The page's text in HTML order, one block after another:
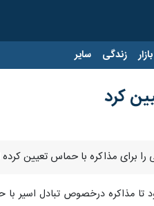
بازار زندگی سایر
کرد